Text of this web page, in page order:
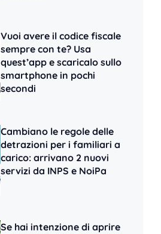
Vuoi avere il codice fiscale
sempre con te? Usa
quest’app e scaricalo sullo
smartphone in pochi
secondi
Cambiano le regole delle
detrazioni per i familiari a
carico: arrivano 2 nuovi
servizi da INPS e NoiPa
Se hai intenzione di aprire